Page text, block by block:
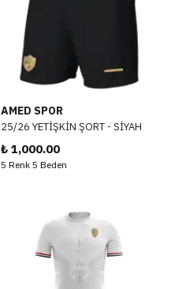
AMED SPOR
25/26 YETİŞKİN ŞORT - SİYAH
₺ 1,000.00
5 Renk 5 Beden